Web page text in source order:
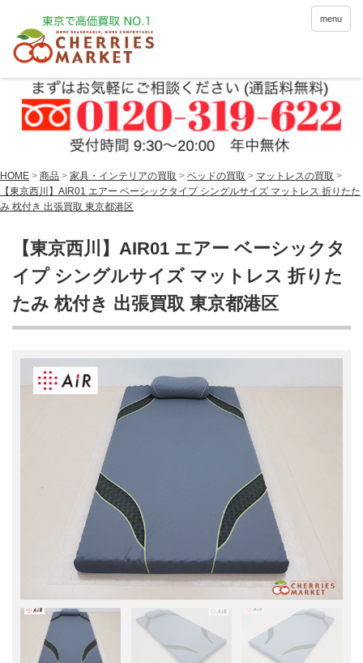
menu
HOME > 商品 > 家具・インテリアの買取 > ベッドの買取 > マットレスの買取 >
【東京西川】AIR01 エアー ベーシックタイプ シングルサイズ マットレス 折りたた
み 枕付き 出張買取 東京都港区
【東京西川】AIR01 エアー ベーシックタ
イプ シングルサイズ マットレス 折りた
たみ 枕付き 出張買取 東京都港区